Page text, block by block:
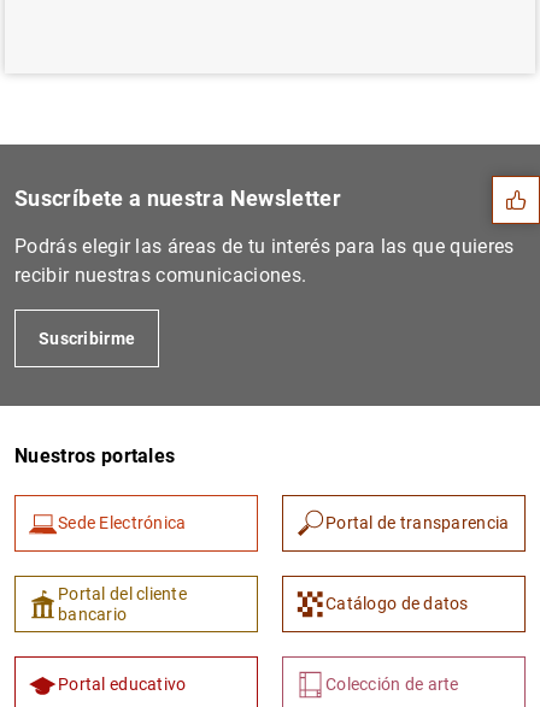
Sugerencias
1 2
Suscríbete a nuestra Newsletter
Podrás elegir las áreas de tu interés para las que quieres
recibir nuestras comunicaciones.
Suscribirme
Nuestros portales
Sede Electrónica Portal de transparencia
Portal del cliente
bancario
Catálogo de datos
Portal educativo Colección de arte